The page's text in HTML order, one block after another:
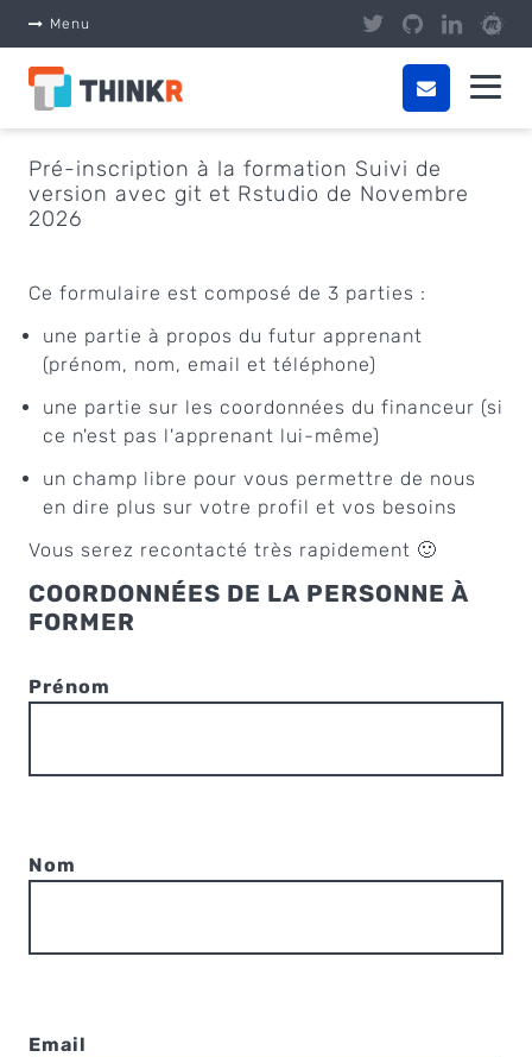
Menu
Pré-inscription à la formation Suivi de
version avec git et Rstudio de Novembre
2026
Ce formulaire est composé de 3 parties :
une partie à propos du futur apprenant
(prénom, nom, email et téléphone)
une partie sur les coordonnées du financeur (si
ce n'est pas l'apprenant lui-même)
un champ libre pour vous permettre de nous
en dire plus sur votre profil et vos besoins
Vous serez recontacté très rapidement 🙂
COORDONNÉES DE LA PERSONNE À
FORMER
Prénom
Nom
Email
Panneau de gestion des cookies